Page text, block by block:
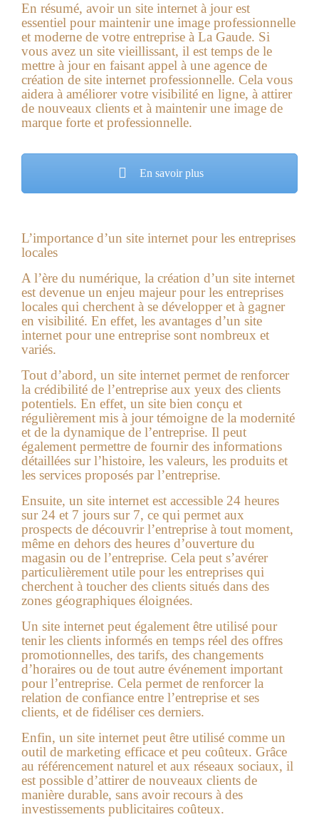
En résumé, avoir un site internet à jour est
essentiel pour maintenir une image professionnelle
et moderne de votre entreprise à La Gaude. Si
vous avez un site vieillissant, il est temps de le
mettre à jour en faisant appel à une agence de
création de site internet professionnelle. Cela vous
aidera à améliorer votre visibilité en ligne, à attirer
de nouveaux clients et à maintenir une image de
marque forte et professionnelle.
En savoir plus
L’importance d’un site internet pour les entreprises
locales
A l’ère du numérique, la création d’un site internet
est devenue un enjeu majeur pour les entreprises
locales qui cherchent à se développer et à gagner
en visibilité. En effet, les avantages d’un site
internet pour une entreprise sont nombreux et
variés.
Tout d’abord, un site internet permet de renforcer
la crédibilité de l’entreprise aux yeux des clients
potentiels. En effet, un site bien conçu et
régulièrement mis à jour témoigne de la modernité
et de la dynamique de l’entreprise. Il peut
également permettre de fournir des informations
détaillées sur l’histoire, les valeurs, les produits et
les services proposés par l’entreprise.
Ensuite, un site internet est accessible 24 heures
sur 24 et 7 jours sur 7, ce qui permet aux
prospects de découvrir l’entreprise à tout moment,
même en dehors des heures d’ouverture du
magasin ou de l’entreprise. Cela peut s’avérer
particulièrement utile pour les entreprises qui
cherchent à toucher des clients situés dans des
zones géographiques éloignées.
Un site internet peut également être utilisé pour
tenir les clients informés en temps réel des offres
promotionnelles, des tarifs, des changements
d’horaires ou de tout autre événement important
pour l’entreprise. Cela permet de renforcer la
relation de confiance entre l’entreprise et ses
clients, et de fidéliser ces derniers.
Enfin, un site internet peut être utilisé comme un
outil de marketing efficace et peu coûteux. Grâce
au référencement naturel et aux réseaux sociaux, il
est possible d’attirer de nouveaux clients de
manière durable, sans avoir recours à des
investissements publicitaires coûteux.